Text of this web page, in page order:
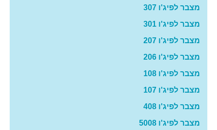
מצבר לפיג'ו 307
מצבר לפיג'ו 301
מצבר לפיג'ו 207
מצבר לפיג'ו 206
מצבר לפיג'ו 108
מצבר לפיג'ו 107
מצבר לפיג'ו 408
מצבר לפיג'ו 5008